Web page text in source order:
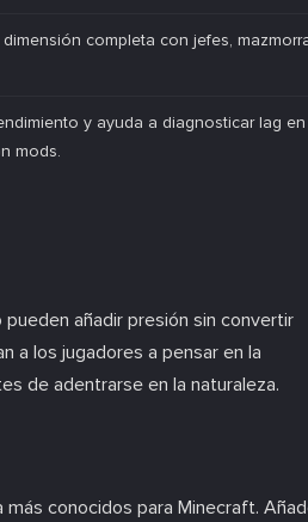
completa con jefes,
y ayuda a diagnosticar lag en
mods.
añadir presión sin convertir
a los jugadores a pensar en la
de adentrarse en la naturaleza.
conocidos para Minecraft.